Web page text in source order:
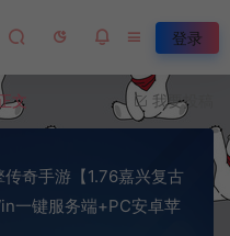
登录
文 我要投稿
传奇手游【1.76嘉兴复古
一键服务端+PC安卓苹